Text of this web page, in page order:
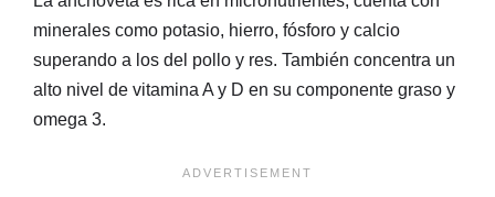
minerales como potasio, hierro, fósforo y calcio
superando a los del pollo y res. También concentra un
alto nivel de vitamina A y D en su componente graso y
omega 3.